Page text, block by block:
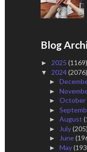
Blog
► 2025 (1169)
▼ 2024(2076)
►
►
► October
►
► August
► July(205)
► June
► May